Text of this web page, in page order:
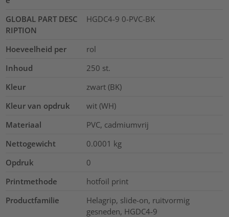
GLOBAL PART DESC
RIPTION
HGDC4-9 0-PVC-BK
Hoeveelheid per
rol
Inhoud
250 st.
Kleur
zwart (BK)
Kleur van opdruk
wit (WH)
Materiaal
PVC, cadmiumvrij
Nettogewicht
0.0001 kg
Opdruk
0
Printmethode
hotfoil print
Productfamilie
Helagrip, slide-on, ruitvormig
gesneden, HGDC4-9